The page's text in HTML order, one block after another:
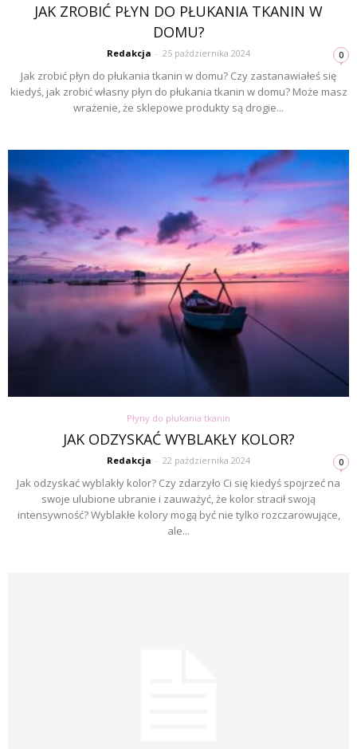
JAK ZROBIĆ PŁYN DO PŁUKANIA TKANIN W
DOMU?
Redakcja - 25 października 2024 0
Jak zrobić płyn do płukania tkanin w domu? Czy zastanawiałeś się
kiedyś, jak zrobić własny płyn do płukania tkanin w domu? Może masz
wrażenie, że sklepowe produkty są drogie...
Płyny do płukania tkanin
JAK ODZYSKAĆ WYBLAKŁY KOLOR?
Redakcja - 22 października 2024 0
Jak odzyskać wyblakły kolor? Czy zdarzyło Ci się kiedyś spojrzeć na
swoje ulubione ubranie i zauważyć, że kolor stracił swoją
intensywność? Wyblakłe kolory mogą być nie tylko rozczarowujące,
ale...